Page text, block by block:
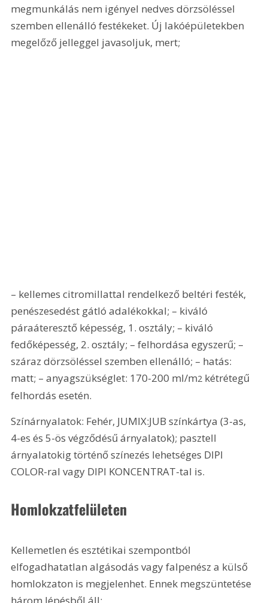
megmunkálás nem igényel nedves dörzsöléssel
szemben ellenálló festékeket. Új lakóépületekben
megelőző jelleggel javasoljuk, mert;
– kellemes citromillattal rendelkező beltéri festék,
penészesedést gátló adalékokkal; – kiváló
páraáteresztő képesség, 1. osztály; – kiváló
fedőképesség, 2. osztály; – felhordása egyszerű; –
száraz dörzsöléssel szemben ellenálló; – hatás:
matt; – anyagszükséglet: 170-200 ml/m2 kétrétegű
felhordás esetén.
Színárnyalatok: Fehér, JUMIX:JUB színkártya (3-as,
4-es és 5-ös végződésű árnyalatok); pasztell
árnyalatokig történő színezés lehetséges DIPI
COLOR-ral vagy DIPI KONCENTRAT-tal is.
Homlokzatfelületen
Kellemetlen és esztétikai szempontból
elfogadhatatlan algá­sodás vagy falpenész a külső
homlokzaton is megjelenhet. Ennek megszüntetése